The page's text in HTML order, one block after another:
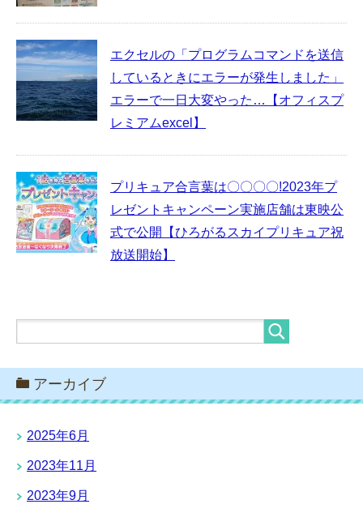
エクセルの「プログラムコマンドを送信
しているときにエラーが発生しました」
エラーで一日大変やった…【オフィスプ
レミアムexcel】
プリキュア合言葉は〇〇〇〇!2023年プ
レゼントキャンペーン実施店舗は東映公
式で公開【ひろがるスカイプリキュア祝
放送開始】
アーカイブ
2025年6月
2023年11月
2023年9月